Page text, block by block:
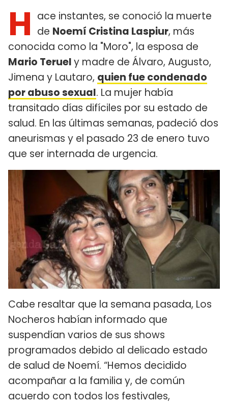
H ace instantes, se conoció la muerte
de Noemí Cristina Laspiur, más
conocida como la "Moro", la esposa de
Mario Teruely madre de Álvaro, Augusto,
Jimena y Lautaro, quien fue condenado
por abuso sexual. La mujer había
transitado días difíciles por su estado de
salud. En las últimas semanas, padeció dos
aneurismas y el pasado 23 de enero tuvo
que ser internada de urgencia.
Cabe resaltar que la semana pasada, Los
Nocheros habían informado que
suspendían varios de sus shows
programados debido al delicado estado
de salud de Noemí. “Hemos decidido
acompañar a la familia y, de común
acuerdo con todos los festivales,